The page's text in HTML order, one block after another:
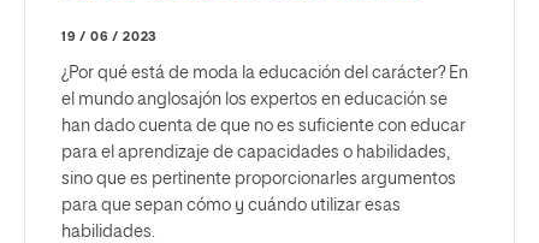
19 / 06 / 2023
¿Por qué está de moda la educación del carácter? En
el mundo anglosajón los expertos en educación se
han dado cuenta de que no es suficiente con educar
para el aprendizaje de capacidades o habilidades,
sino que es pertinente proporcionarles argumentos
para que sepan cómo y cuándo utilizar esas
habilidades.